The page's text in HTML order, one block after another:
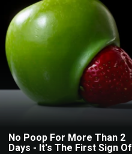
No Poop For More Than 2
Days - It's The First Sign Of